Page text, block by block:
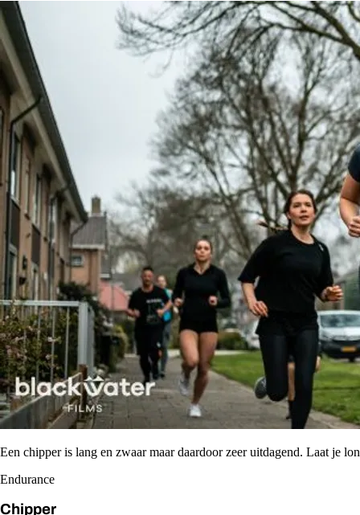
Een chipper is lang en zwaar maar daardoor zeer uitdagend. Laat je
Endurance
Chipper